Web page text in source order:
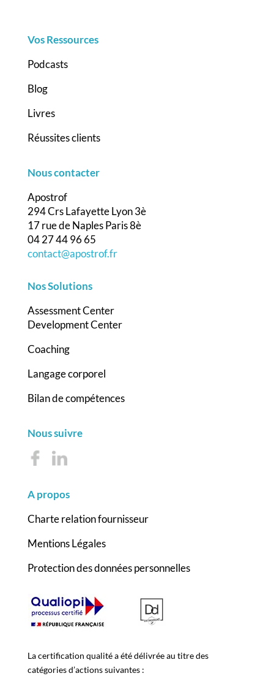
Vos Ressources
Podcasts
Blog
Livres
Réussites clients
Nous contacter
Apostrof
294 Crs Lafayette Lyon 3è
17 rue de Naples Paris 8è
04 27 44 96 65
contact@apostrof.fr
Nos Solutions
Assessment Center
Development Center
Coaching
Langage corporel
Bilan de compétences
Nous suivre
A propos
Charte relation fournisseur
Mentions Légales
Protection des données personnelles
La certification qualité a été délivrée au titre des
catégories d’actions suivantes :